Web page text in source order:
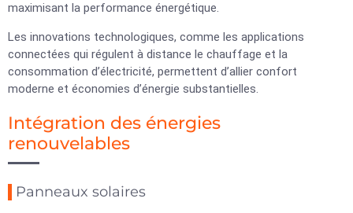
maximisant la performance énergétique.
Les innovations technologiques, comme les applications
connectées qui régulent à distance le chauffage et la
consommation d’électricité, permettent d’allier confort
moderne et économies d’énergie substantielles.
Intégration des énergies
renouvelables
Panneaux solaires